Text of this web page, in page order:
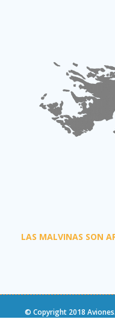
LAS MALVINAS SON
© Copyright 2018